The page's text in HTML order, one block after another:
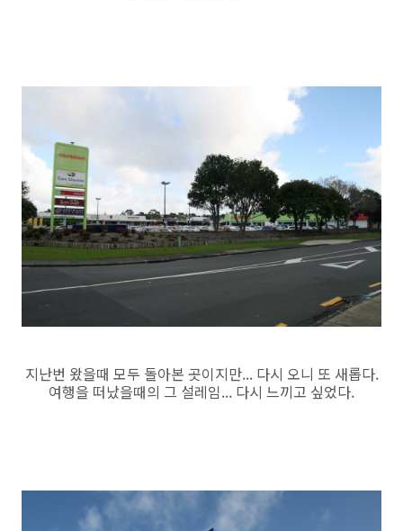
지난번 왔을때 모두 돌아본 곳이지만... 다시 오니 또 새롭다.
여행을 떠났을때의 그 설레임... 다시 느끼고 싶었다.